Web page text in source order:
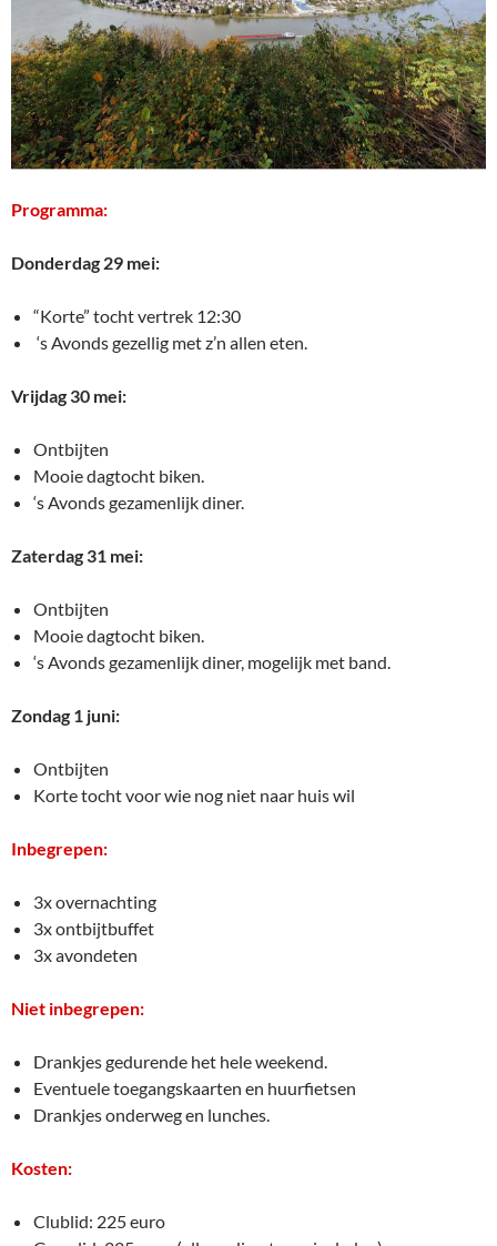
Programma:
Donderdag 29 mei:
“Korte” tocht vertrek 12:30
‘s Avonds gezellig met z’n allen eten.
Vrijdag 30 mei:
Ontbijten
Mooie dagtocht biken.
‘s Avonds gezamenlijk diner.
Zaterdag 31 mei:
Ontbijten
Mooie dagtocht biken.
‘s Avonds gezamenlijk diner, mogelijk met band.
Zondag 1 juni:
Ontbijten
Korte tocht voor wie nog niet naar huis wil
Inbegrepen:
3x overnachting
3x ontbijtbuffet
3x avondeten
Niet inbegrepen:
Drankjes gedurende het hele weekend.
Eventuele toegangskaarten en huurfietsen
Drankjes onderweg en lunches.
Kosten:
Clublid: 225 euro